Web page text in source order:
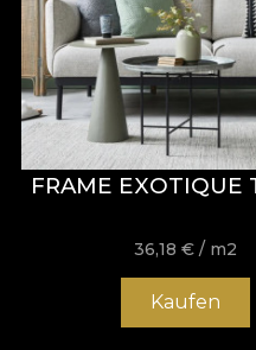
FRAME EXOTIQUE
36,18 € / m2
Kaufen